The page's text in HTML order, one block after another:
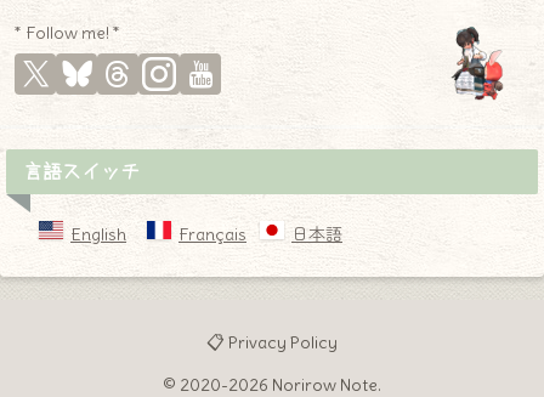
* Follow me! *
言語スイッチ
English Français 日本語
📋 Privacy Policy
© 2020-2026 Norirow Note.